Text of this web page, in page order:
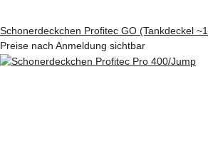
Schonerdeckchen Profitec GO (Tankdeckel
Preise nach Anmeldung sichtbar